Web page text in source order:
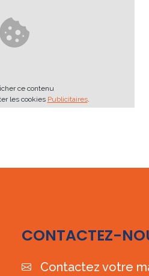
ce contenu
les cookies Publicitaires.
CONTACTEZ-
Contactez votre